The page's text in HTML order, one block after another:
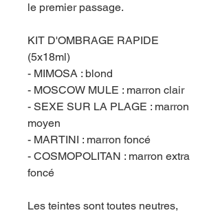
le premier passage.
KIT D'OMBRAGE RAPIDE
(5x18ml)
- MIMOSA : blond
- MOSCOW MULE : marron clair
- SEXE SUR LA PLAGE : marron
moyen
- MARTINI : marron foncé
- COSMOPOLITAN : marron extra
foncé
Les teintes sont toutes neutres,